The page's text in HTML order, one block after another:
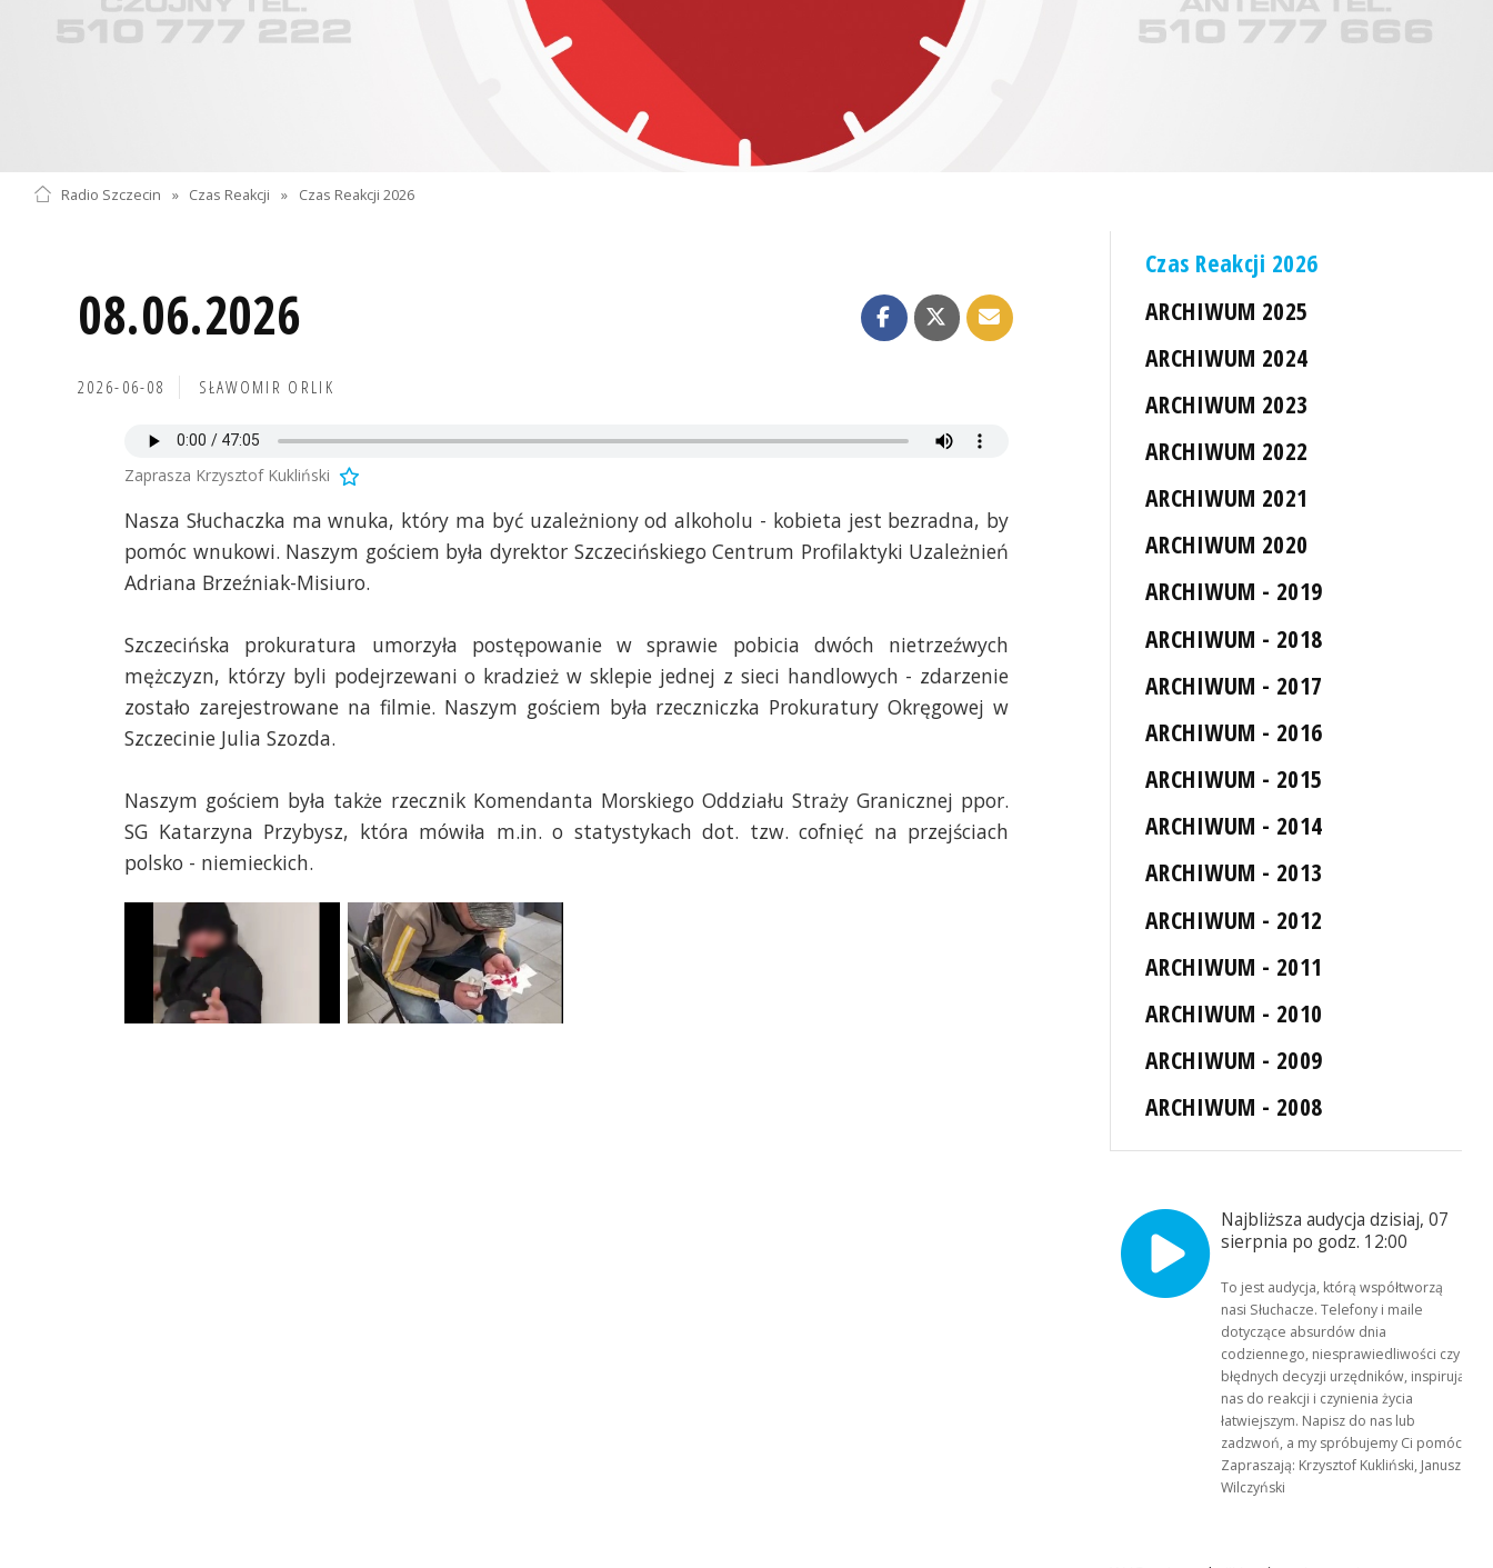
Radio Szczecin » Czas Reakcji » Czas Reakcji 2026
08.06.2026
2026-06-08 SŁAWOMIR ORLIK
Zaprasza Krzysztof Kukliński
Nasza Słuchaczka ma wnuka, który ma być uzależniony od alkoholu - kobieta jest bezradna, by
pomóc wnukowi. Naszym gościem była dyrektor Szczecińskiego Centrum Profilaktyki Uzależnień
Adriana Brzeźniak-Misiuro.
Szczecińska prokuratura umorzyła postępowanie w sprawie pobicia dwóch nietrzeźwych
mężczyzn, którzy byli podejrzewani o kradzież w sklepie jednej z sieci handlowych - zdarzenie
zostało zarejestrowane na filmie. Naszym gościem była rzeczniczka Prokuratury Okręgowej w
Szczecinie Julia Szozda.
Naszym gościem była także rzecznik Komendanta Morskiego Oddziału Straży Granicznej ppor.
SG Katarzyna Przybysz, która mówiła m.in. o statystykach dot. tzw. cofnięć na przejściach
polsko - niemieckich.
Czas Reakcji 2026
ARCHIWUM 2025
ARCHIWUM 2024
ARCHIWUM 2023
ARCHIWUM 2022
ARCHIWUM 2021
ARCHIWUM 2020
ARCHIWUM - 2019
ARCHIWUM - 2018
ARCHIWUM - 2017
ARCHIWUM - 2016
ARCHIWUM - 2015
ARCHIWUM - 2014
ARCHIWUM - 2013
ARCHIWUM - 2012
ARCHIWUM - 2011
ARCHIWUM - 2010
ARCHIWUM - 2009
ARCHIWUM - 2008
Najbliższa audycja dzisiaj, 07
sierpnia po godz. 12:00
To jest audycja, którą współtworzą
nasi Słuchacze. Telefony i maile
dotyczące absurdów dnia
codziennego, niesprawiedliwości czy
błędnych decyzji urzędników, inspirują
nas do reakcji i czynienia życia
łatwiejszym. Napisz do nas lub
zadzwoń, a my spróbujemy Ci pomóc.
Zapraszają: Krzysztof Kukliński, Janusz
Wilczyński